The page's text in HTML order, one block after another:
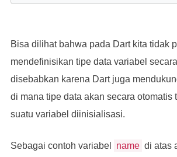
Bisa dilihat bahwa pada Dart kita tidak
mendefinisikan tipe data variabel
disebabkan karena Dart juga
di mana tipe data akan secara otomatis
suatu variabel diinisialisasi.
Sebagai contoh variabel name di atas